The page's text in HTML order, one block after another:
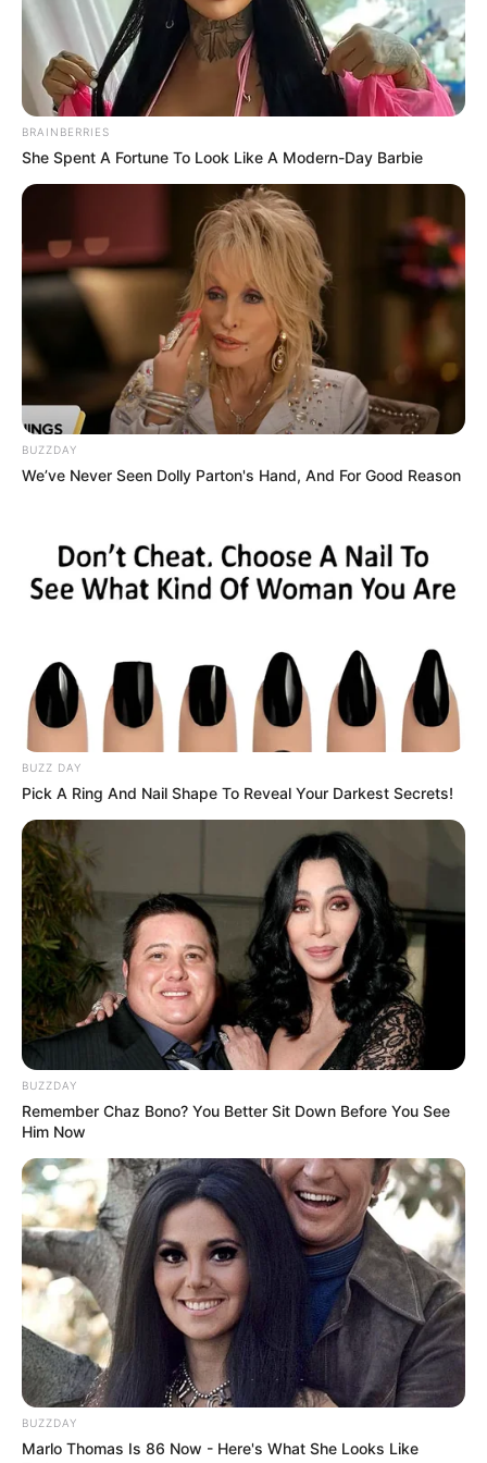
Die Einträge auf dieser Seite sind kostenlos (max. 1000
Zeichen). Vor dem Abspeichern wird eine Vorschau
gezeigt, die nach der Bestätigung nicht mehr geändert
werden kann. Sie sind zur Einhaltung der Gesetze der
deshalb bei der Eingabe der Daten Ihre IP-Adresse und
den Zeitpunkt der Speicherung.
Zwecks besserer Sichtbarkeit ist auch die Auswahl des
Typs der Veranstaltung zu empfehlen, damit diese zum
Beispiel nach der Prüfung auch unter den Rubriken
Theater und Klassik
,Rock, Pop und Jazz
und
Sport
veröffentlicht werden.
Veranstaltung eintragen:
Titel der Veranstaltung *:
Beginn der Veranstaltung *:
Ende der Veranstaltung *:
Eintrittspreis:
URL bzw. Link:
E-Mail (wird nicht angezeigt)*:
Typ der Veranstaltung wählen:
Veranstaltungsserie wählen:
Eingabe prüfen:
* Pflichtfelder
BRAINBERRIES
She Spent A Fortune To Look Like A Modern-Day Barbie
BUZZDAY
We’ve Never Seen Dolly Parton's Hand, And For Good Reason
BUZZ DAY
Pick A Ring And Nail Shape To Reveal Your Darkest Secrets!
BUZZDAY
Remember Chaz Bono? You Better Sit Down Before You See
Him Now
BUZZDAY
Marlo Thomas Is 86 Now - Here's What She Looks Like